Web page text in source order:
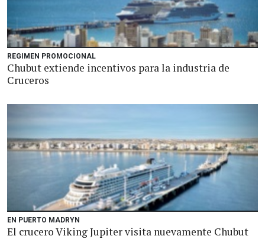
REGIMEN PROMOCIONAL
Chubut extiende incentivos para la industria de
Cruceros
EN PUERTO MADRYN
El crucero Viking Jupiter visita nuevamente Chubut